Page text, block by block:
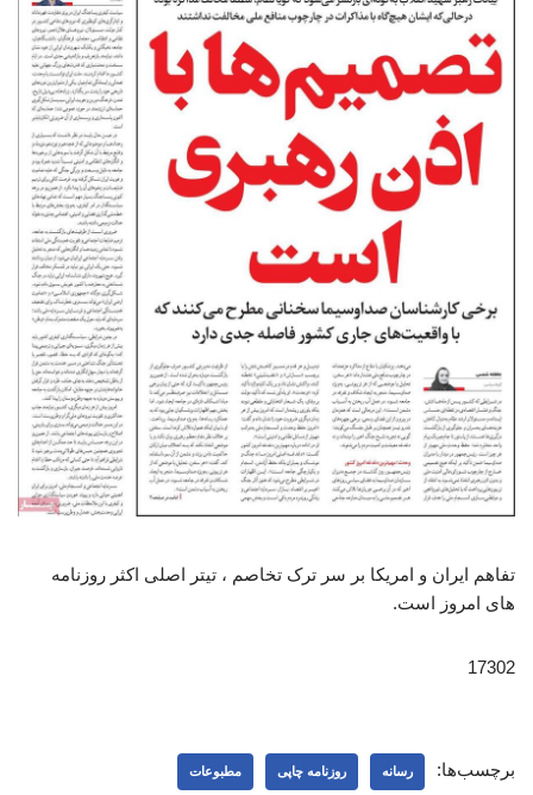
تفاهم ایران و امریکا بر سر ترک تخاصم ، تیتر اصلی اکثر روزنامه
های امروز است.
17302
برچسب‌ها: رسانه روزنامه چاپی مطبوعات